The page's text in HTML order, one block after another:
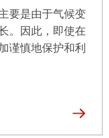
要是由于气候变
。因此，即使在
谨慎地保护和利